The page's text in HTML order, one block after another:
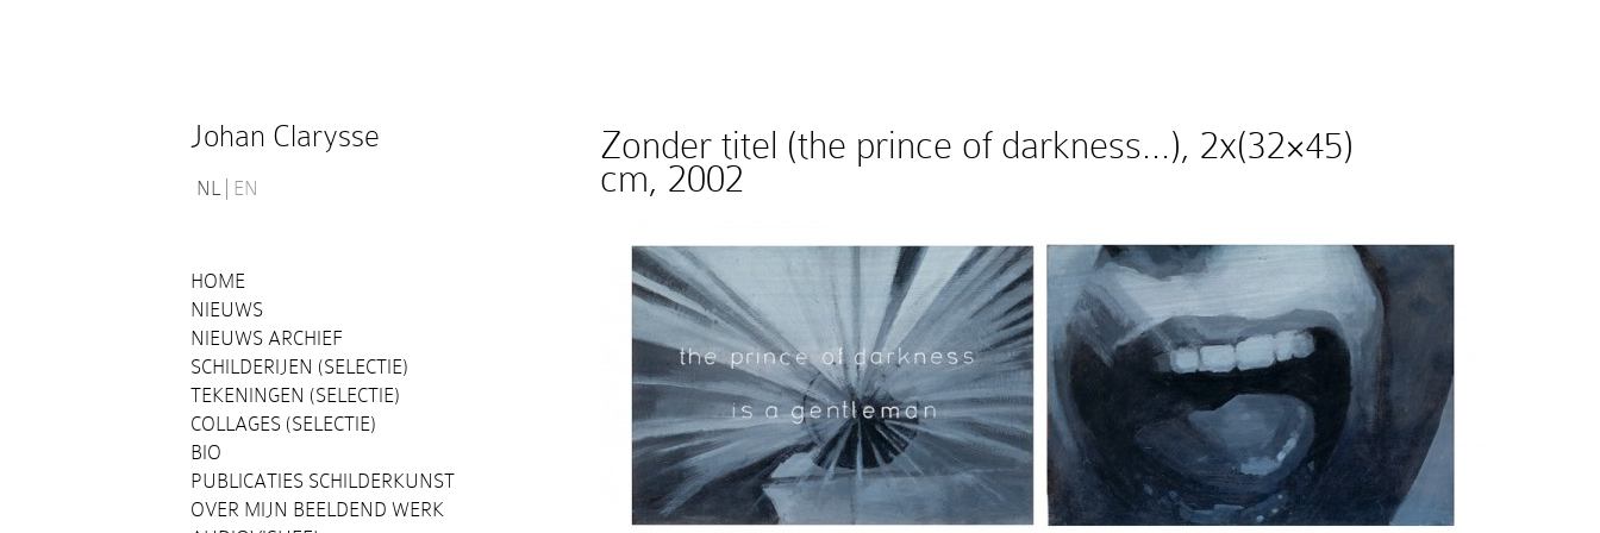
Johan Clarysse
NL EN
HOME
NIEUWS
NIEUWS ARCHIEF
SCHILDERIJEN (SELECTIE)
TEKENINGEN (SELECTIE)
COLLAGES (SELECTIE)
BIO
PUBLICATIES SCHILDERKUNST
OVER MIJN BEELDEND WERK
Zonder titel (the prince of darkness…), 2x(32×45)
cm, 2002